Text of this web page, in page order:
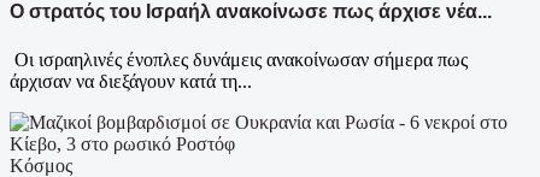
Ο στρατός του Ισραήλ ανακοίνωσε πως άρχισε νέα...
Οι ισραηλινές ένοπλες δυνάμεις ανακοίνωσαν σήμερα πως
άρχισαν να διεξάγουν κατά τη...
Κόσμος